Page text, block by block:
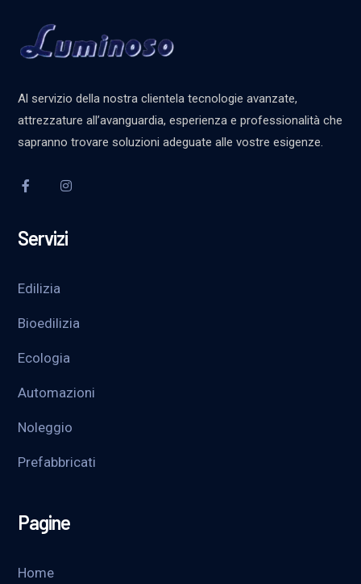
Al servizio della nostra clientela tecnologie avanzate,
attrezzature all’avanguardia, esperienza e professionalità che
sapranno trovare soluzioni adeguate alle vostre esigenze.
Servizi
Edilizia
Bioedilizia
Ecologia
Automazioni
Noleggio
Prefabbricati
Pagine
Home